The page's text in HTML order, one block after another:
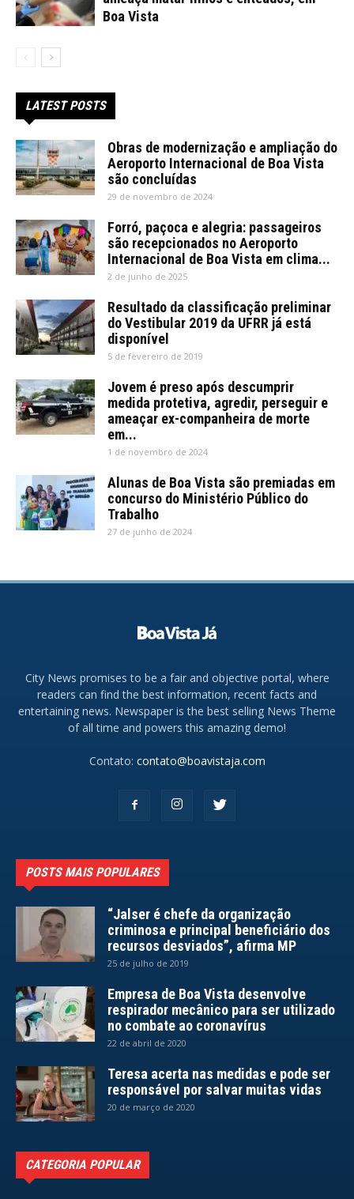
Boa Vista
LATEST POSTS
Obras de modernização e ampliação do
Aeroporto Internacional de Boa Vista
são concluídas
29 de novembro de 2024
Forró, paçoca e alegria: passageiros
são recepcionados no Aeroporto
Internacional de Boa Vista em clima...
2 de junho de 2025
Resultado da classificação preliminar
do Vestibular 2019 da UFRR já está
disponível
5 de fevereiro de 2019
Jovem é preso após descumprir
medida protetiva, agredir, perseguir e
ameaçar ex-companheira de morte
em...
1 de novembro de 2024
Alunas de Boa Vista são premiadas em
concurso do Ministério Público do
Trabalho
27 de junho de 2024
City News promises to be a fair and objective portal, where
readers can find the best information, recent facts and
entertaining news. Newspaper is the best selling News Theme
of all time and powers this amazing demo!
Contato: contato@boavistaja.com
POSTS MAIS POPULARES
“Jalser é chefe da organização
criminosa e principal beneficiário dos
recursos desviados”, afirma MP
25 de julho de 2019
Empresa de Boa Vista desenvolve
respirador mecânico para ser utilizado
no combate ao coronavírus
22 de abril de 2020
Teresa acerta nas medidas e pode ser
responsável por salvar muitas vidas
20 de março de 2020
CATEGORIA POPULAR